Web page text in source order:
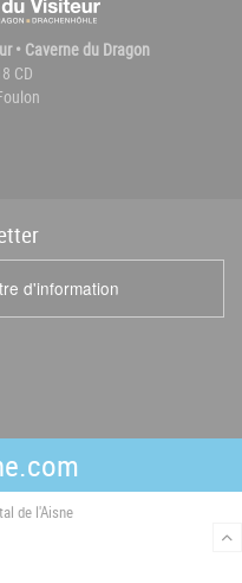
• Caverne du Dragon
CD
d'information
de l'Aisne